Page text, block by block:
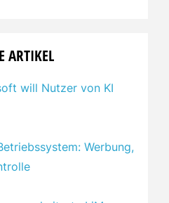
ARTIKEL
will Nutzer von KI
Werbung,